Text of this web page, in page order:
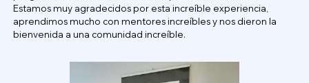
Estamos muy agradecidos por esta increíble experiencia,
aprendimos mucho con mentores increíbles y nos dieron la
bienvenida a una comunidad increíble.